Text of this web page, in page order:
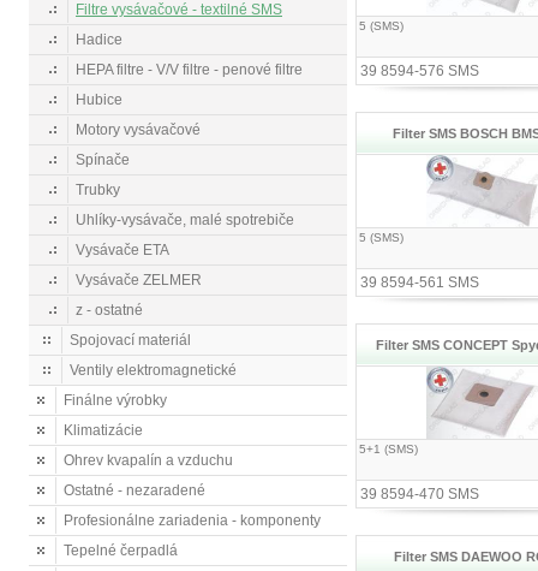
Filtre vysávačové - textilné SMS
Hadice
HEPA filtre - V/V filtre - penové filtre
Hubice
Motory vysávačové
Spínače
Trubky
Uhlíky-vysávače, malé spotrebiče
Vysávače ETA
Vysávače ZELMER
z - ostatné
Spojovací materiál
Ventily elektromagnetické
Finálne výrobky
Klimatizácie
Ohrev kvapalín a vzduchu
Ostatné - nezaradené
Profesionálne zariadenia - komponenty
Tepelné čerpadlá
5 (SMS)
39 8594-576 SMS
Filter SMS BOSCH
5 (SMS)
39 8594-561 SMS
Filter SMS CONCEPT
5+1 (SMS)
39 8594-470 SMS
Filter SMS DAEWOO